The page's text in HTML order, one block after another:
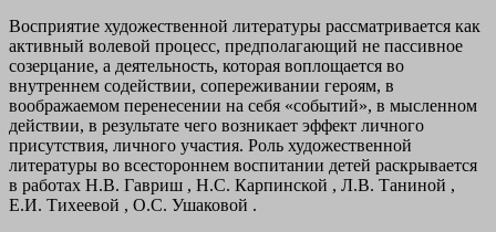
Восприятие художественной литературы рассматривается как
активный волевой процесс, предполагающий не пассивное
созерцание, а деятельность, которая воплощается во
внутреннем содействии, сопереживании героям, в
воображаемом перенесении на себя «событий», в мысленном
действии, в результате чего возникает эффект личного
присутствия, личного участия. Роль художественной
литературы во всестороннем воспитании детей раскрывается
в работах Н.В. Гавриш , Н.С. Карпинской , Л.В. Таниной ,
Е.И. Тихеевой , О.С. Ушаковой .